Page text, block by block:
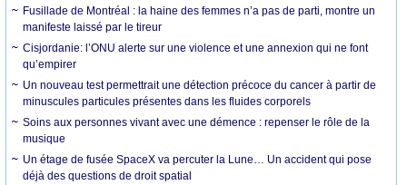
Fusillade de Montréal : la haine des femmes n’a pas de parti, montre un
manifeste laissé par le tireur
Cisjordanie: l’ONU alerte sur une violence et une annexion qui ne font
qu’empirer
Un nouveau test permettrait une détection précoce du cancer à partir de
minuscules particules présentes dans les fluides corporels
Soins aux personnes vivant avec une démence : repenser le rôle de la
musique
Un étage de fusée SpaceX va percuter la Lune… Un accident qui pose
déjà des questions de droit spatial